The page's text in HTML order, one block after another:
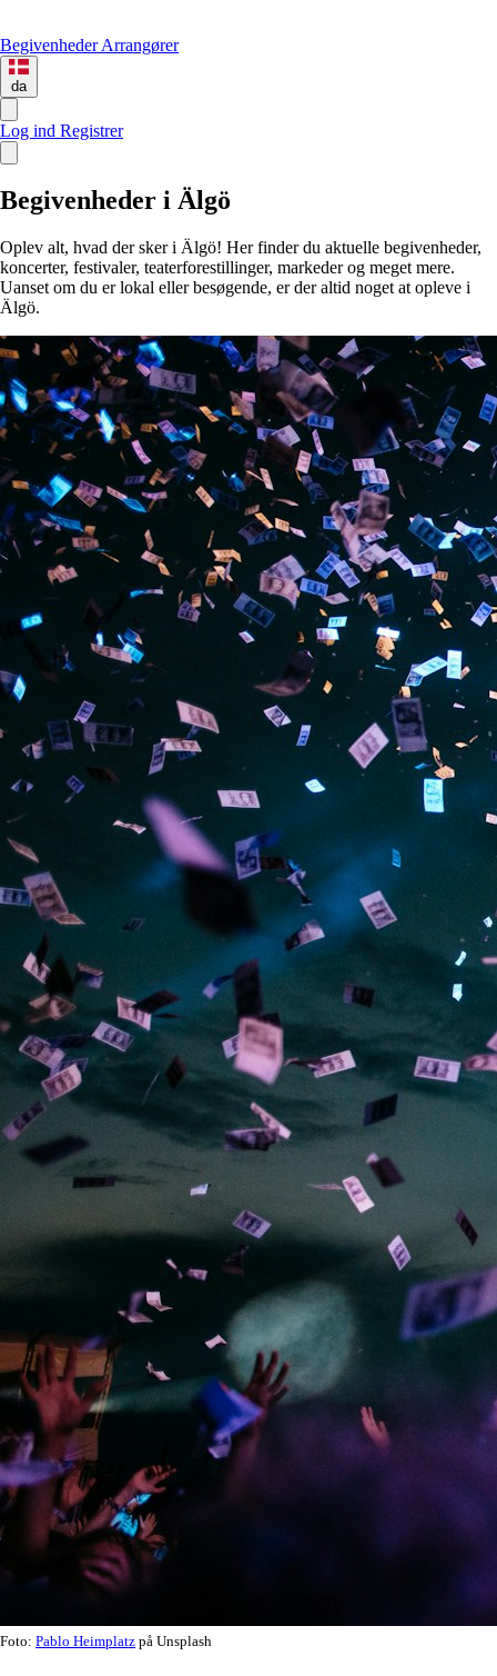
BegivenhederArrangører
da
Log ind Registrer
Begivenheder i Älgö
Oplev alt, hvad der sker i Älgö! Her finder du aktuelle begivenheder,
koncerter, festivaler, teaterforestillinger, markeder og meget mere.
Uanset om du er lokal eller besøgende, er der altid noget at opleve i
Älgö.
Foto: Pablo Heimplatz på Unsplash